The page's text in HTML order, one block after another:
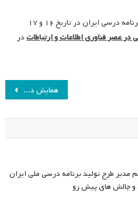
سومین همایش سالانه انجمن مطالعات برنامه درسی ایران در تاریخ ۱۶ و ۱۷
در عصر فناوری اطلاعات و ارتباطاتدر
همایش دوم: تلفیق در برنامه درسی
مدیر طرح تولید برنامه درسی ملی ایران
و چالش های پیش رو